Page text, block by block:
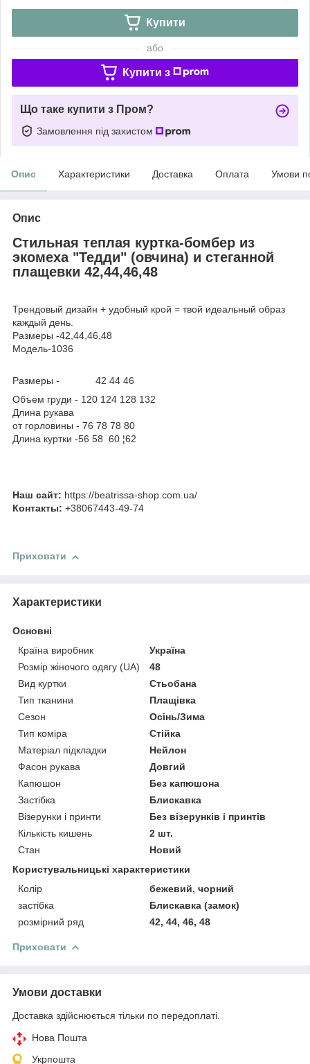
Купити
або
Купити з
Що таке купити з Пром?
Замовлення під захистом
Опис Характеристики Доставка Оплата Умови
Опис
Стильная теплая куртка-бомбер из
экомеха "Тедди" (овчина) и стеганной
плащевки 42,44,46,48
Трендовый дизайн + удобный крой = твой идеальный образ
каждый день.
Размеры -42,44,46,48
Модель-1036
Размеры - 42 44 46
Объем груди - 120 124 128 132
Длина рукава
от горловины - 76 78 78 80
Длина куртки -56 58 60 ¦62
Наш сайт: https://beatrissa-shop.com.ua/
Контакты: +38067443-49-74
Приховати
Характеристики
Основні
Країна виробник
Україна
Розмір жіночого одягу (UA)
48
Вид куртки
Стьобана
Тип тканини
Плащівка
Сезон
Осінь/Зима
Тип коміра
Стійка
Матеріал підкладки
Нейлон
Фасон рукава
Довгий
Капюшон
Без капюшона
Застібка
Блискавка
Візерунки і принти
Без візерунків і принтів
Кількість кишень
2 шт.
Стан
Новий
Користувальницькі характеристики
Колір
бежевий, чорний
застібка
Блискавка (замок)
розмірний ряд
42, 44, 46, 48
Приховати
Умови доставки
Доставка здійснюється тільки по передоплаті.
Нова Пошта
Укрпошта